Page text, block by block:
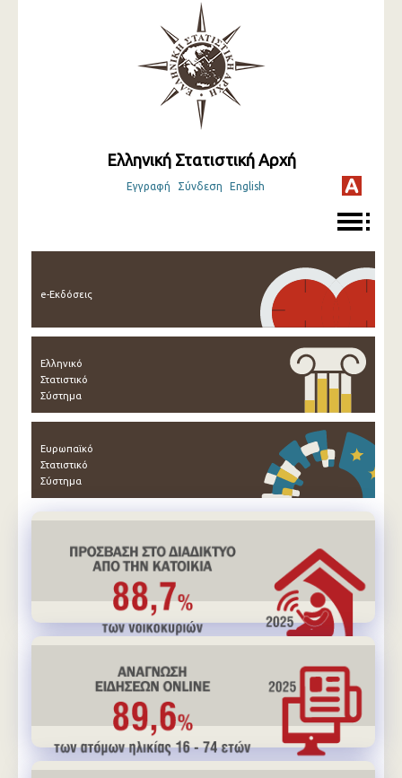
Ελληνική Στατιστική Αρχή
Εγγραφή Σύνδεση English
e-Εκδόσεις
Ελληνικό
Στατιστικό
Σύστημα
Ευρωπαϊκό
Στατιστικό
Σύστημα